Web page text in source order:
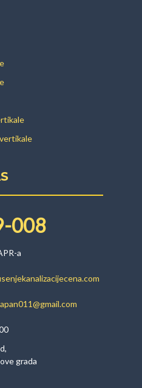
008
a
grada